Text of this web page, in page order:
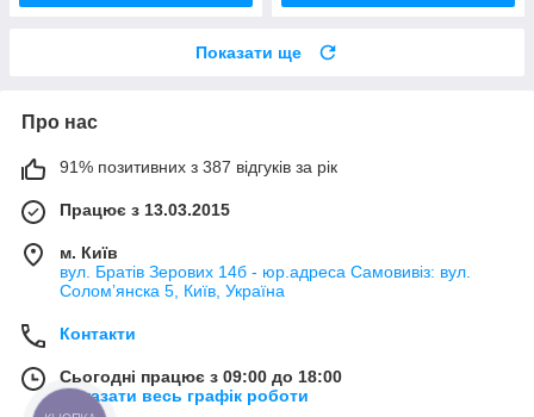
Показати ще
Про нас
91% позитивних з 387 відгуків за рік
Працює з 13.03.2015
м. Київ
вул. Братів Зерових 14б - юр.адреса Самовивіз: вул.
Соломʼянска 5, Київ, Україна
Контакти
Сьогодні працює з 09:00 до 18:00
Показати весь графік роботи